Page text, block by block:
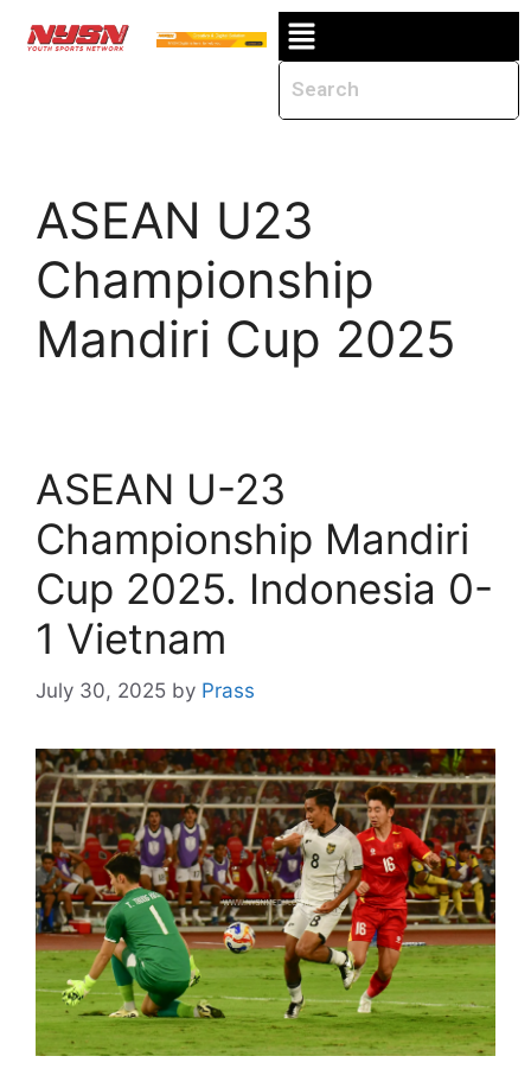
ASEAN U23
Championship
Mandiri Cup 2025
ASEAN U-23
Championship Mandiri
Cup 2025. Indonesia 0-
1 Vietnam
July 30, 2025 by Prass